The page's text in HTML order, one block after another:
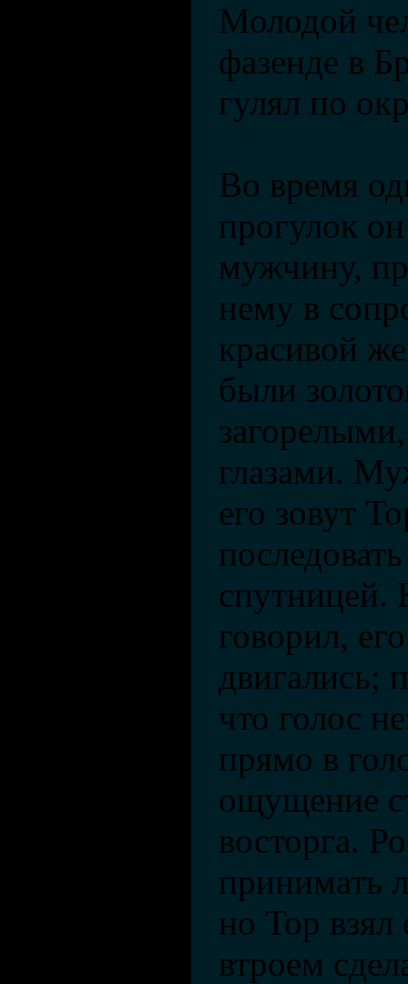
Молодой
фазенде в
гулял по
Во время
прогулок
мужчину,
нему в
красивой
были
глазами.
его зовут
спутницей.
говорил,
двигались;
что голос
прямо в
ощущение
восторга.
принимать
но Тор взял
втроем